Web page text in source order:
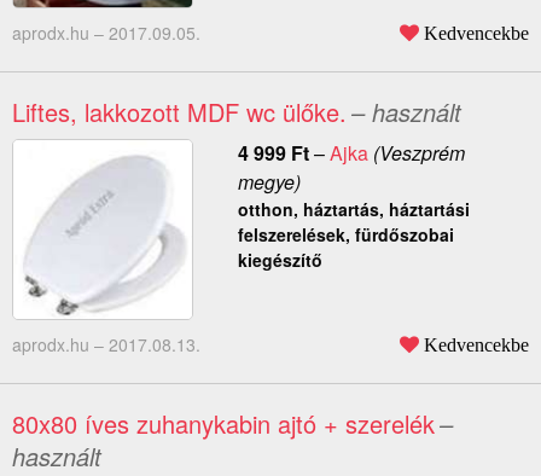
aprodx.hu – 2017.09.05. Kedvencekbe
Liftes, lakkozott MDF wc ülőke. – használt
4 999 Ft–Ajka(Veszprém
megye)
otthon, háztartás, háztartási
felszerelések, fürdőszobai
kiegészítő
aprodx.hu – 2017.08.13. Kedvencekbe
80x80 íves zuhanykabin ajtó + szerelék–
használt